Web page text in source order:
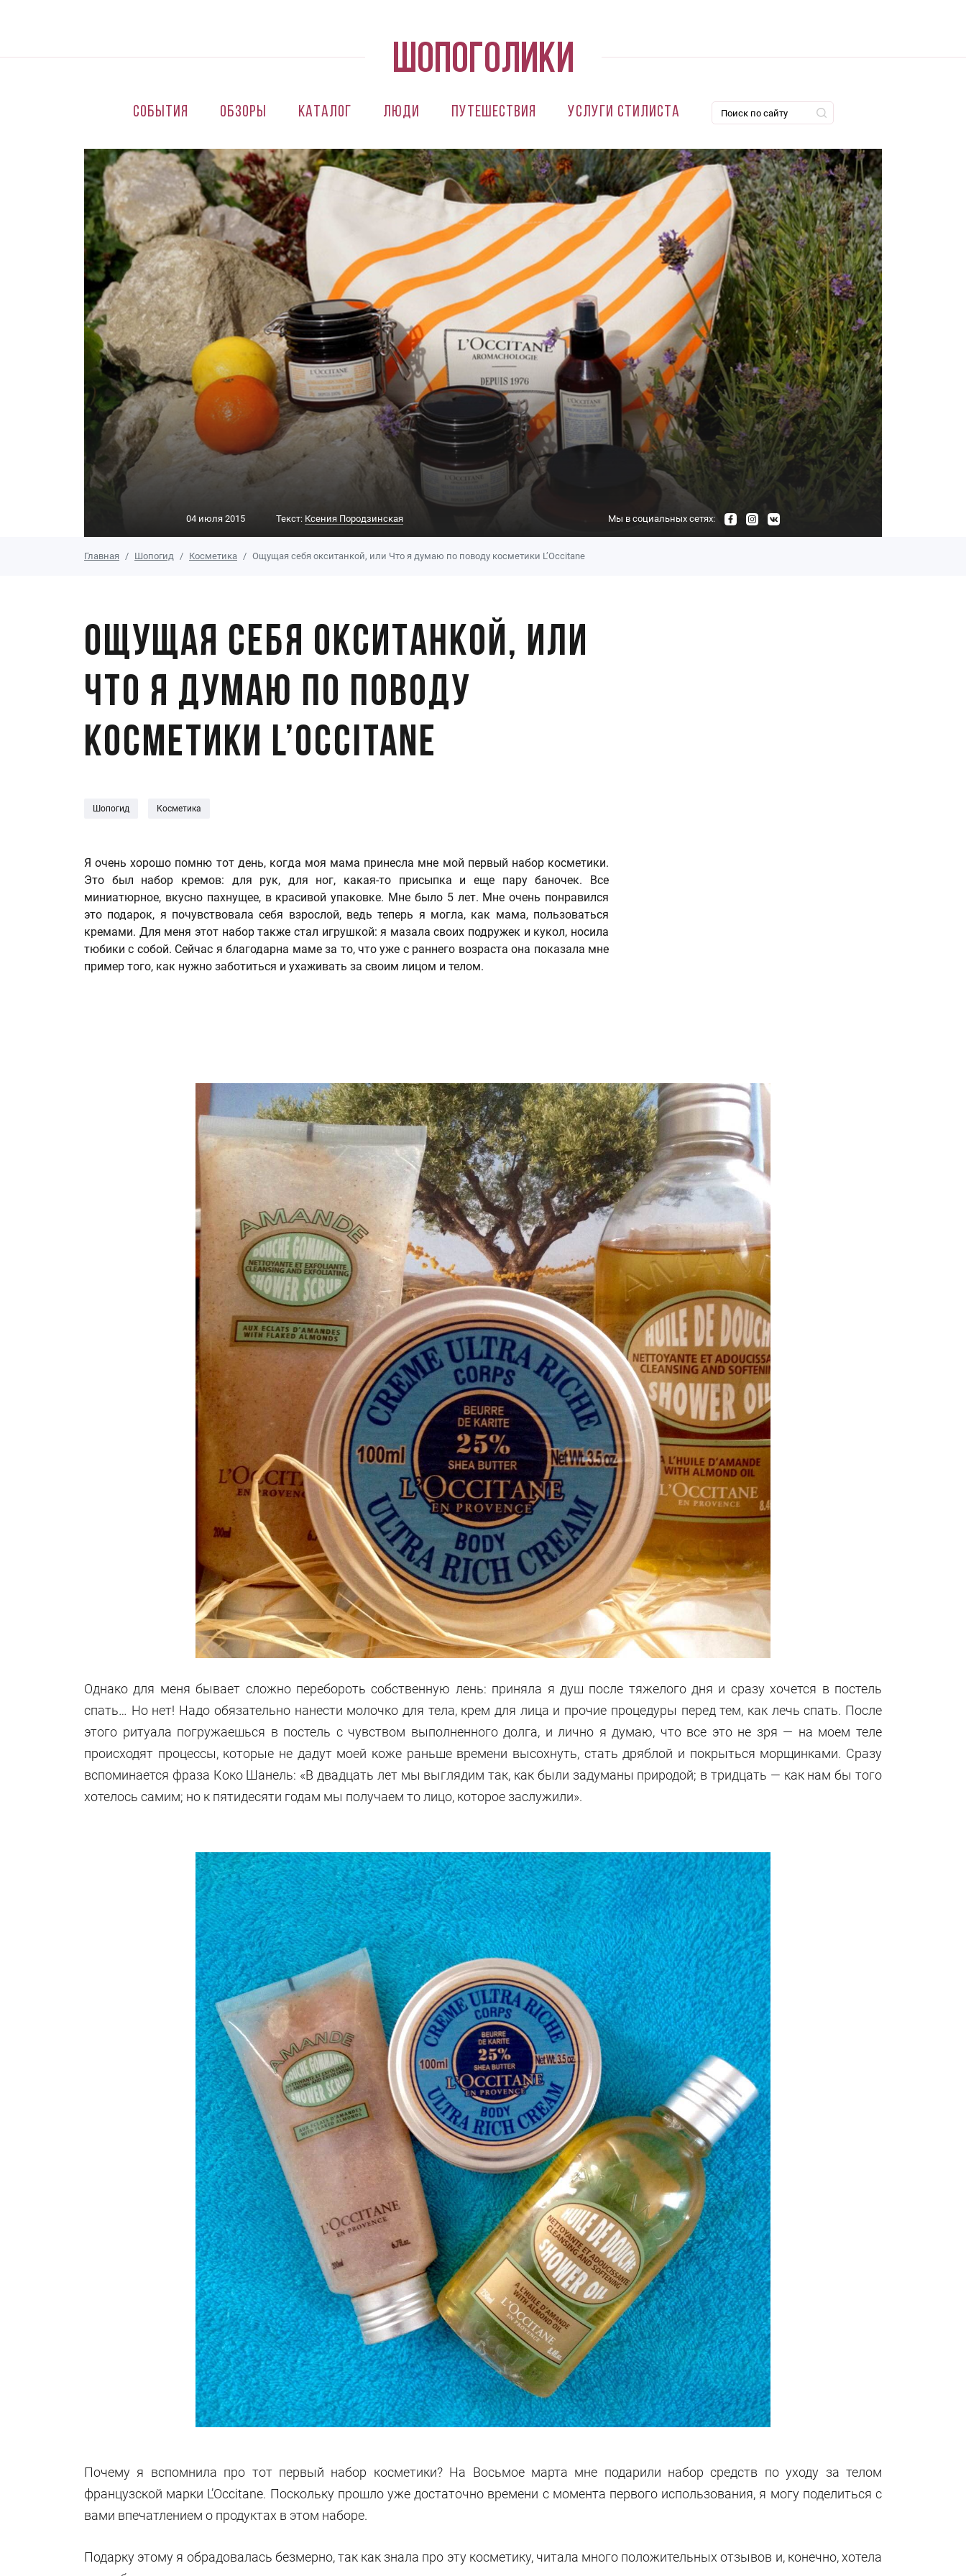
События Обзоры Каталог Люди Путешествия Услуги стилиста
04 июля 2015 Текст: Ксения Породзинская Мы в социальных сетях:
Главная Шопогид Косметика Ощущая себя окситанкой, или Что я думаю по поводу косметики L’Occitane
Ощущая себя окситанкой, или
Что я думаю по поводу
косметики L’Occitane
Шопогид Косметика
Я очень хорошо помню тот день, когда моя мама принесла мне мой первый набор косметики.
Это был набор кремов: для рук, для ног, какая-то присыпка и еще пару баночек. Все
миниатюрное, вкусно пахнущее, в красивой упаковке. Мне было 5 лет. Мне очень понравился
это подарок, я почувствовала себя взрослой, ведь теперь я могла, как мама, пользоваться
кремами. Для меня этот набор также стал игрушкой: я мазала своих подружек и кукол, носила
тюбики с собой. Сейчас я благодарна маме за то, что уже с раннего возраста она показала мне
пример того, как нужно заботиться и ухаживать за своим лицом и телом.
Однако для меня бывает сложно перебороть собственную лень: приняла я душ после тяжелого дня и сразу хочется в постель
спать… Но нет! Надо обязательно нанести молочко для тела, крем для лица и прочие процедуры перед тем, как лечь спать. После
этого ритуала погружаешься в постель с чувством выполненного долга, и лично я думаю, что все это не зря — на моем теле
происходят процессы, которые не дадут моей коже раньше времени высохнуть, стать дряблой и покрыться морщинками. Сразу
вспоминается фраза Коко Шанель: «В двадцать лет мы выглядим так, как были задуманы природой; в тридцать — как нам бы того
хотелось самим; но к пятидесяти годам мы получаем то лицо, которое заслужили».
Почему я вспомнила про тот первый набор косметики? На Восьмое марта мне подарили набор средств по уходу за телом
французской марки L’Occitane. Поскольку прошло уже достаточно времени с момента первого использования, я могу поделиться с
вами впечатлением о продуктах в этом наборе.
Подарку этому я обрадовалась безмерно, так как знала про эту косметику, читала много положительных отзывов и, конечно, хотела